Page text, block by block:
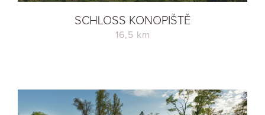
SCHLOSS KONOPIŠTĚ
16,5 km